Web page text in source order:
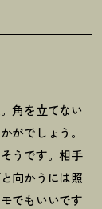
角を立てない
がでしょう。
うです。相手
向かうには照
でもいいです